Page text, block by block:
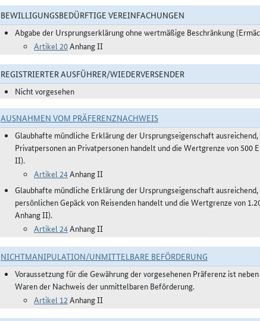
BEWILLIGUNGSBEDÜRFTIGE VEREINFACHUNGEN
Abgabe der Ursprungserklärung ohne wertmäßige Beschränkung
Artikel 20Anhang II
REGISTRIERTER AUSFÜHRER/WIEDERVERSENDER
Nicht vorgesehen
AUSNAHMEN VOM PRÄFERENZNACHWEIS
Glaubhafte mündliche Erklärung der Ursprungseigenschaft
Privatpersonen an Privatpersonen handelt und die Wertgrenze von
II).
Artikel 24Anhang II
Glaubhafte mündliche Erklärung der Ursprungseigenschaft
persönlichen Gepäck von Reisenden handelt und die Wertgrenze von
Anhang II).
Artikel 24Anhang II
NICHTMANIPULATION/UNMITTELBARE BEFÖRDERUNG
Voraussetzung für die Gewährung der vorgesehenen Präferenz ist
Waren der Nachweis der unmittelbaren Beförderung.
Artikel 12 Anhang II